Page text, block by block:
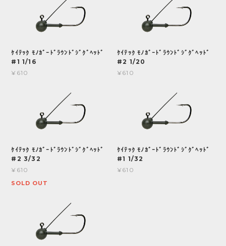
ｹｲﾃｯｸ ﾓﾉｶﾞｰﾄﾞﾗｳﾝﾄﾞｼﾞｸﾞﾍｯﾄﾞ
#1 1/16
¥610
ｹｲﾃｯｸ ﾓﾉｶﾞｰﾄﾞﾗｳﾝﾄﾞｼﾞｸﾞﾍｯﾄﾞ
#2 1/20
¥610
ｹｲﾃｯｸ ﾓﾉｶﾞｰﾄﾞﾗｳﾝﾄﾞｼﾞｸﾞﾍｯﾄﾞ
#2 3/32
¥610
SOLD OUT
ｹｲﾃｯｸ ﾓﾉｶﾞｰﾄﾞﾗｳﾝﾄﾞｼﾞｸﾞﾍｯﾄﾞ
#1 1/32
¥610